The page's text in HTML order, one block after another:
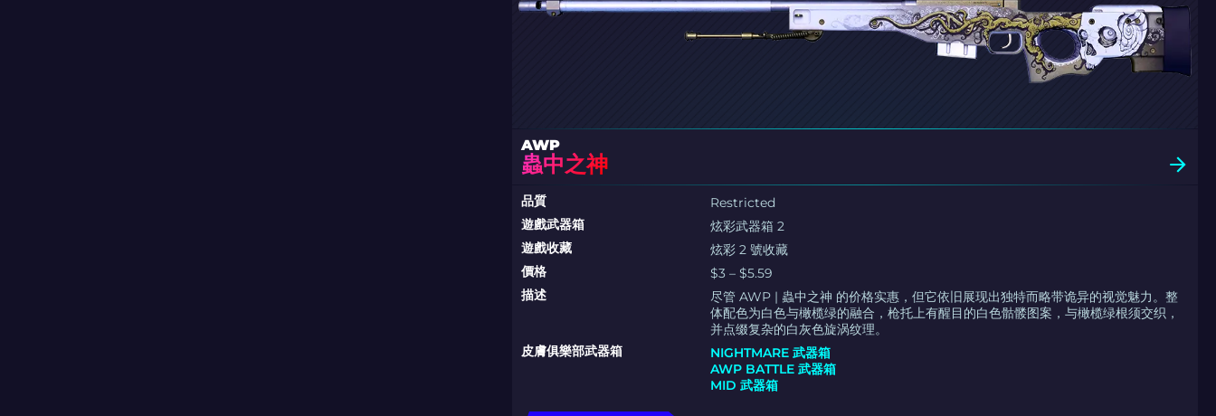
AWP
蟲中之神
品質
Restricted
遊戲武器箱
炫彩武器箱 2
遊戲收藏
炫彩 2 號收藏
價格
$3 – $5.59
描述
尽管 AWP | 蟲中之神 的价格实惠，但它依旧展现出独特而略带诡异的视觉魅力。整
体配色为白色与橄榄绿的融合，枪托上有醒目的白色骷髅图案，与橄榄绿根须交织，
并点缀复杂的白灰色旋涡纹理。
皮膚俱樂部武器箱
NIGHTMARE 武器箱
AWP BATTLE 武器箱
MID 武器箱